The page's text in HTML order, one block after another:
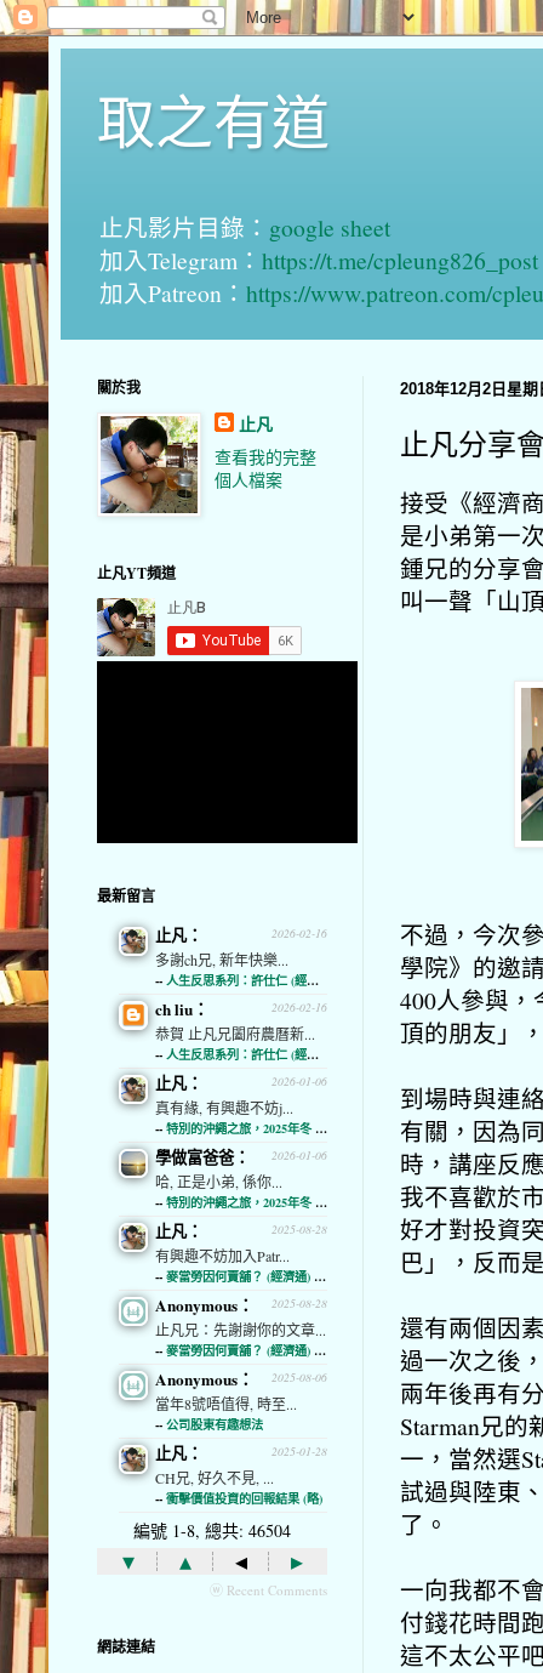
取之有道
止凡影片目錄： google sheet
加入Telegram： https://t.me/cpleung826_post
加入Patreon： https://www.patreon.com/
2018年12月2日星期
止凡分享
接受《經濟
是小弟第一
鍾兄的分享
叫一聲「山
不過，今次
學院》的邀
400人參與
頂的朋友」
到場時與連
有關，因為
時，講座反
我不喜歡於
好才對投資
巴」，反而
還有兩個因
過一次之後
兩年後再有
Starman兄
一，當然選
試過與陸東
了。
一向我都不
付錢花時間
這不太公平
關於我
止凡
查看我的完整
個人檔案
止凡YT頻道
最新留言
2026-02-16
止凡：
多謝ch兄, 新年快樂...
-- 人生反思系列：許仕仁 (經濟通)
2026-02-16
ch liu：
恭賀 止凡兄闔府農曆新...
-- 人生反思系列：許仕仁 (經濟通)
2026-01-06
止凡：
真有緣, 有興趣不妨j...
-- 特別的沖繩之旅，2025年冬 (經濟通)
2026-01-06
學做富爸爸：
哈, 正是小弟, 係你...
-- 特別的沖繩之旅，2025年冬 (經濟通)
2025-08-28
止凡：
有興趣不妨加入Patr...
-- 麥當勞因何賣舖？ (經濟通) (略)
2025-08-28
Anonymous：
止凡兄：先謝謝你的文章...
-- 麥當勞因何賣舖？ (經濟通) (略)
2025-08-06
Anonymous：
當年8號唔值得, 時至...
-- 公司股東有趣想法
2025-01-28
止凡：
CH兄, 好久不見, ...
-- 衝擊價值投資的回報結果 (略)
編號 1-8, 總共: 46504
▾ ▴ ◂ ▸
ⓦ Recent Comments
網誌連結